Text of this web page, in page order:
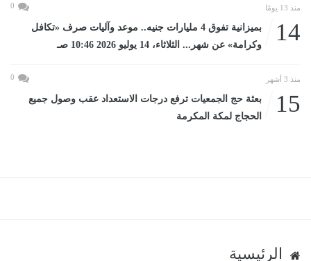
منذ 13 يومًا 0
14
بميزانية تفوق 4 مليارات جنيه.. موعد وآليات صرف «تكافل
وكرامة» عن شهر... الثلاثاء، 14 يوليو 2026 10:46 صـ
منذ 3 أشهر 0
15
بعثة حج الجمعيات ترفع درجات الاستعداد عقب وصول جميع
الحجاج لمكة المكرمة
الرئيسية